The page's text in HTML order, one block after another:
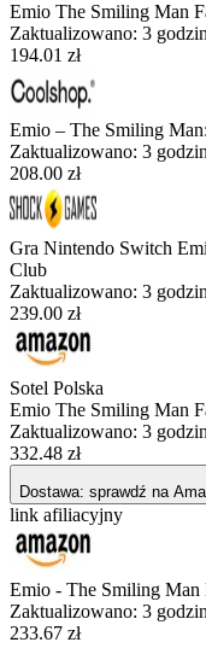
Emio The Smiling Man
Zaktualizowano: 3
194.01 zł
Emio – The Smiling
Zaktualizowano: 3
208.00 zł
Gra Nintendo Switch
Club
Zaktualizowano: 3
239.00 zł
Sotel Polska
Emio The Smiling Man
Zaktualizowano: 3
332.48 zł
Dostawa: sprawdź na
link afiliacyjny
Emio - The Smiling Man
Zaktualizowano: 3
233.67 zł